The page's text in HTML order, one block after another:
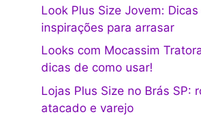
Look Plus Size Jovem: Dicas
inspirações para arrasar
Looks com Mocassim
dicas de como usar!
Lojas Plus Size no Brás SP:
atacado e varejo